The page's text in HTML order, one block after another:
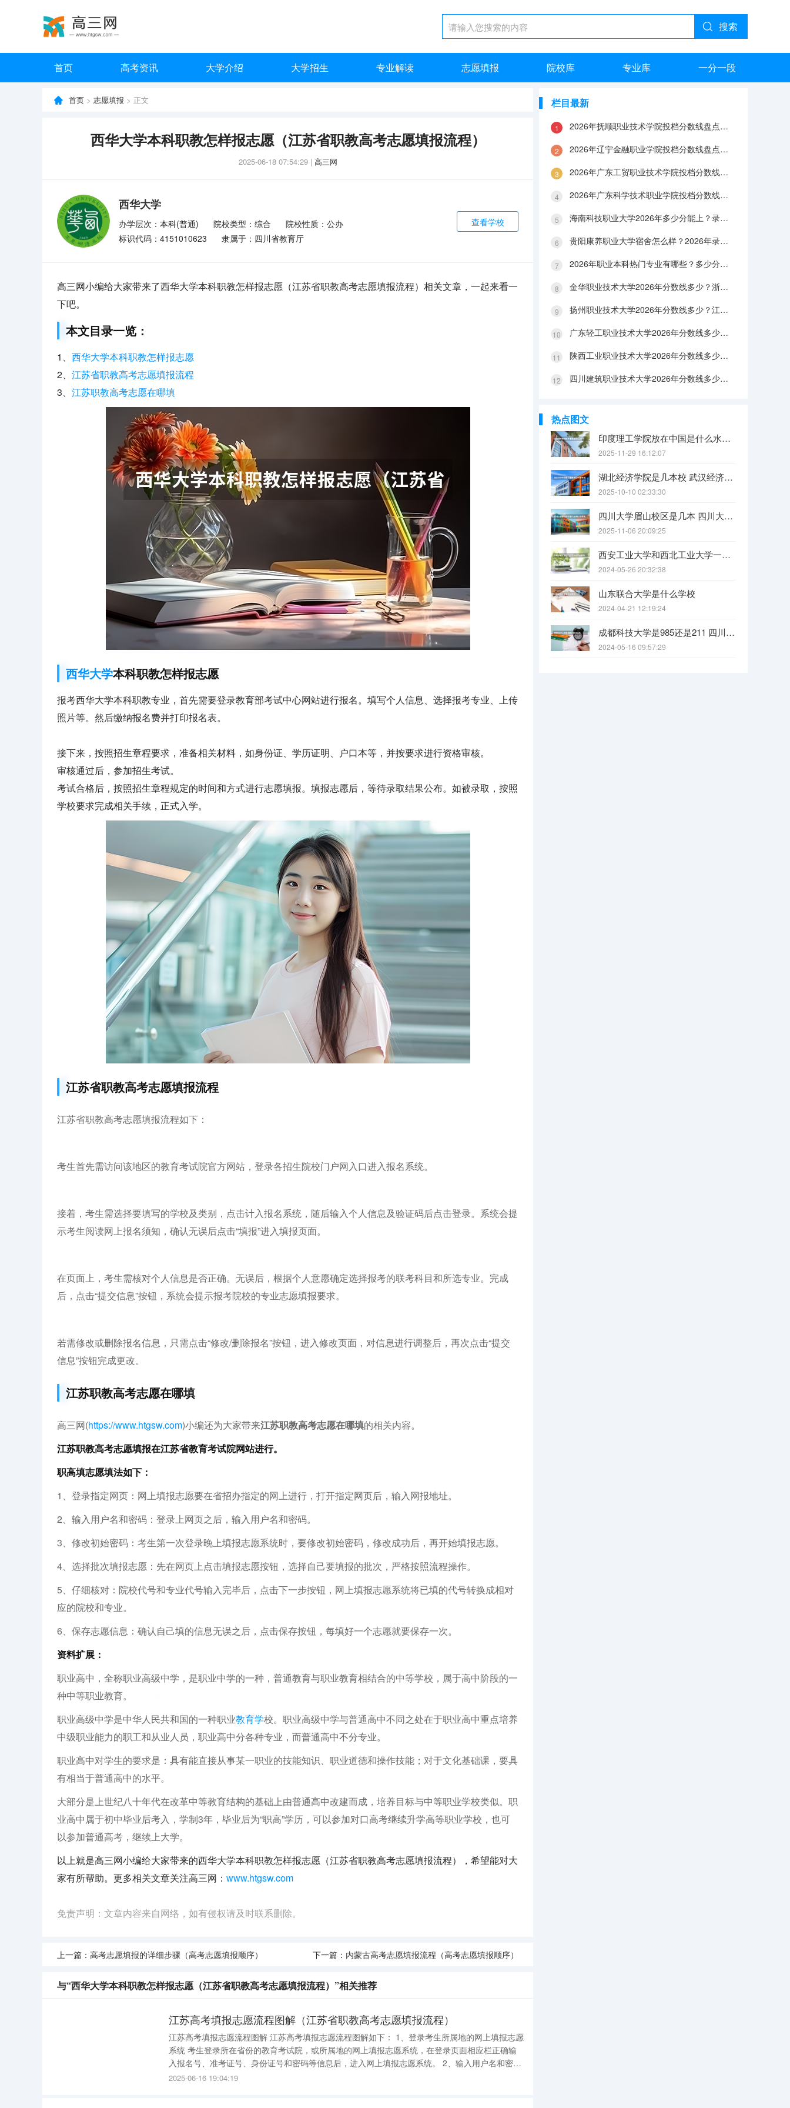
搜索
首页 高考资讯 大学介绍 大学招生 专业解读 志愿填报 院校库 专业库 一分一段
首页 > 志愿填报 > 正文
西华大学本科职教怎样报志愿（江苏省职教高考志愿填报流程）
2025-06-18 07:54:29 | 高三网
西华大学
办学层次：本科(普通) 院校类型：综合
院校性质：公办
标识代码：4151010623
隶属于：四川省教育厅
查看学校
高三网小编给大家带来了西华大学本科职教怎样报志愿（江苏省职教高考志愿填报流程）相关文章，一起来看一
下吧。
本文目录一览：
1、 西华大学本科职教怎样报志愿
2、 江苏省职教高考志愿填报流程
3、 江苏职教高考志愿在哪填
西华大学本科职教怎样报志愿
报考西华大学本科职教专业，首先需要登录教育部考试中心网站进行报名。填写个人信息、选择报考专业、上传
照片等。然后缴纳报名费并打印报名表。
接下来，按照招生章程要求，准备相关材料，如身份证、学历证明、户口本等，并按要求进行资格审核。
审核通过后，参加招生考试。
考试合格后，按照招生章程规定的时间和方式进行志愿填报。填报志愿后，等待录取结果公布。如被录取，按照
学校要求完成相关手续，正式入学。
江苏省职教高考志愿填报流程
江苏省职教高考志愿填报流程如下：
考生首先需访问该地区的教育考试院官方网站，登录各招生院校门户网入口进入报名系统。
接着，考生需选择要填写的学校及类别，点击计入报名系统，随后输入个人信息及验证码后点击登录。系统会提
示考生阅读网上报名须知，确认无误后点击“填报”进入填报页面。
在页面上，考生需核对个人信息是否正确。无误后，根据个人意愿确定选择报考的联考科目和所选专业。完成
后，点击“提交信息”按钮，系统会提示报考院校的专业志愿填报要求。
若需修改或删除报名信息，只需点击“修改/删除报名”按钮，进入修改页面，对信息进行调整后，再次点击“提交
信息”按钮完成更改。
江苏职教高考志愿在哪填
高三网(https://www.htgsw.com)小编还为大家带来江苏职教高考志愿在哪填的相关内容。
江苏职教高考志愿填报在江苏省教育考试院网站进行。
职高填志愿填法如下：
1、登录指定网页：网上填报志愿要在省招办指定的网上进行，打开指定网页后，输入网报地址。
2、输入用户名和密码：登录上网页之后，输入用户名和密码。
3、修改初始密码：考生第一次登录晚上填报志愿系统时，要修改初始密码，修改成功后，再开始填报志愿。
4、选择批次填报志愿：先在网页上点击填报志愿按钮，选择自己要填报的批次，严格按照流程操作。
5、仔细核对：院校代号和专业代号输入完毕后，点击下一步按钮，网上填报志愿系统将已填的代号转换成相对
应的院校和专业。
6、保存志愿信息：确认自己填的信息无误之后，点击保存按钮，每填好一个志愿就要保存一次。
资料扩展：
职业高中，全称职业高级中学，是职业中学的一种，普通教育与职业教育相结合的中等学校，属于高中阶段的一
种中等职业教育。
职业高级中学是中华人民共和国的一种职业教育学校。职业高级中学与普通高中不同之处在于职业高中重点培养
中级职业能力的职工和从业人员，职业高中分各种专业，而普通高中不分专业。
职业高中对学生的要求是：具有能直接从事某一职业的技能知识、职业道德和操作技能；对于文化基础课，要具
有相当于普通高中的水平。
大部分是上世纪八十年代在改革中等教育结构的基础上由普通高中改建而成，培养目标与中等职业学校类似。职
业高中属于初中毕业后考入，学制3年，毕业后为“职高”学历，可以参加对口高考继续升学高等职业学校，也可
以参加普通高考，继续上大学。
以上就是高三网小编给大家带来的西华大学本科职教怎样报志愿（江苏省职教高考志愿填报流程），希望能对大
家有所帮助。更多相关文章关注高三网： www.htgsw.com
免责声明：文章内容来自网络，如有侵权请及时联系删除。
上一篇： 高考志愿填报的详细步骤（高考志愿填报顺序） 下一篇： 内蒙古高考志愿填报流程（高考志愿填报顺序）
与“西华大学本科职教怎样报志愿（江苏省职教高考志愿填报流程）”相关推荐
江苏高考填报志愿流程图解（江苏省职教高考志愿填报流程）
江苏高考填报志愿流程图解 江苏高考填报志愿流程图解如下： 1、登录考生所属地的网上填报志愿
系统 考生登录所在省份的教育考试院，或所属地的网上填报志愿系统，在登录页面相应栏正确输
入报名号、准考证号、身份证号和密码等信息后，进入网上填报志愿系统。 2、输入用户名和密码
用户名是考生准考证上的14位报名号数字，第一次登录网上报名系统的初始密码是身份证号码，输
2025-06-16 19:04:19
栏目最新
2026年抚顺职业技术学院投档分数线盘点：录取分数、生活与就业指南
2026年辽宁金融职业学院投档分数线盘点：录取分数、生活与就业指南
2026年广东工贸职业技术学院投档分数线盘点：录取分数、生活与就业指南
2026年广东科学技术职业学院投档分数线盘点：录取分数、生活与就业指南
海南科技职业大学2026年多少分能上？录取分数线与生活成本解答
贵阳康养职业大学宿舍怎么样？2026年录取分数、费用及入学手续
2026年职业本科热门专业有哪些？多少分能上？绿牌专业有哪些？
金华职业技术大学2026年分数线多少？浙江考生563分能上吗？机械专业好就业吗？
扬州职业技术大学2026年分数线多少？江苏考生528分能上吗？医养照护好就业吗？
广东轻工职业技术大学2026年分数线多少？广东考生542分能上吗？
陕西工业职业技术大学2026年分数线多少？陕西考生355分能上吗？机械专业好就业吗？
四川建筑职业技术大学2026年分数线多少？四川考生510分能上吗？建筑专业好就业吗？
热点图文
印度理工学院放在中国是什么水平？
2025-11-29 16:12:07
湖北经济学院是几本校 武汉经济学院是几本
2025-10-10 02:33:30
四川大学眉山校区是几本 四川大学锦江学院是几本？咋样？
2025-11-06 20:09:25
西安工业大学和西北工业大学一样吗
2024-05-26 20:32:38
山东联合大学是什么学校
2024-04-21 12:19:24
成都科技大学是985还是211 四川科技大学全国排名
2024-05-16 09:57:29